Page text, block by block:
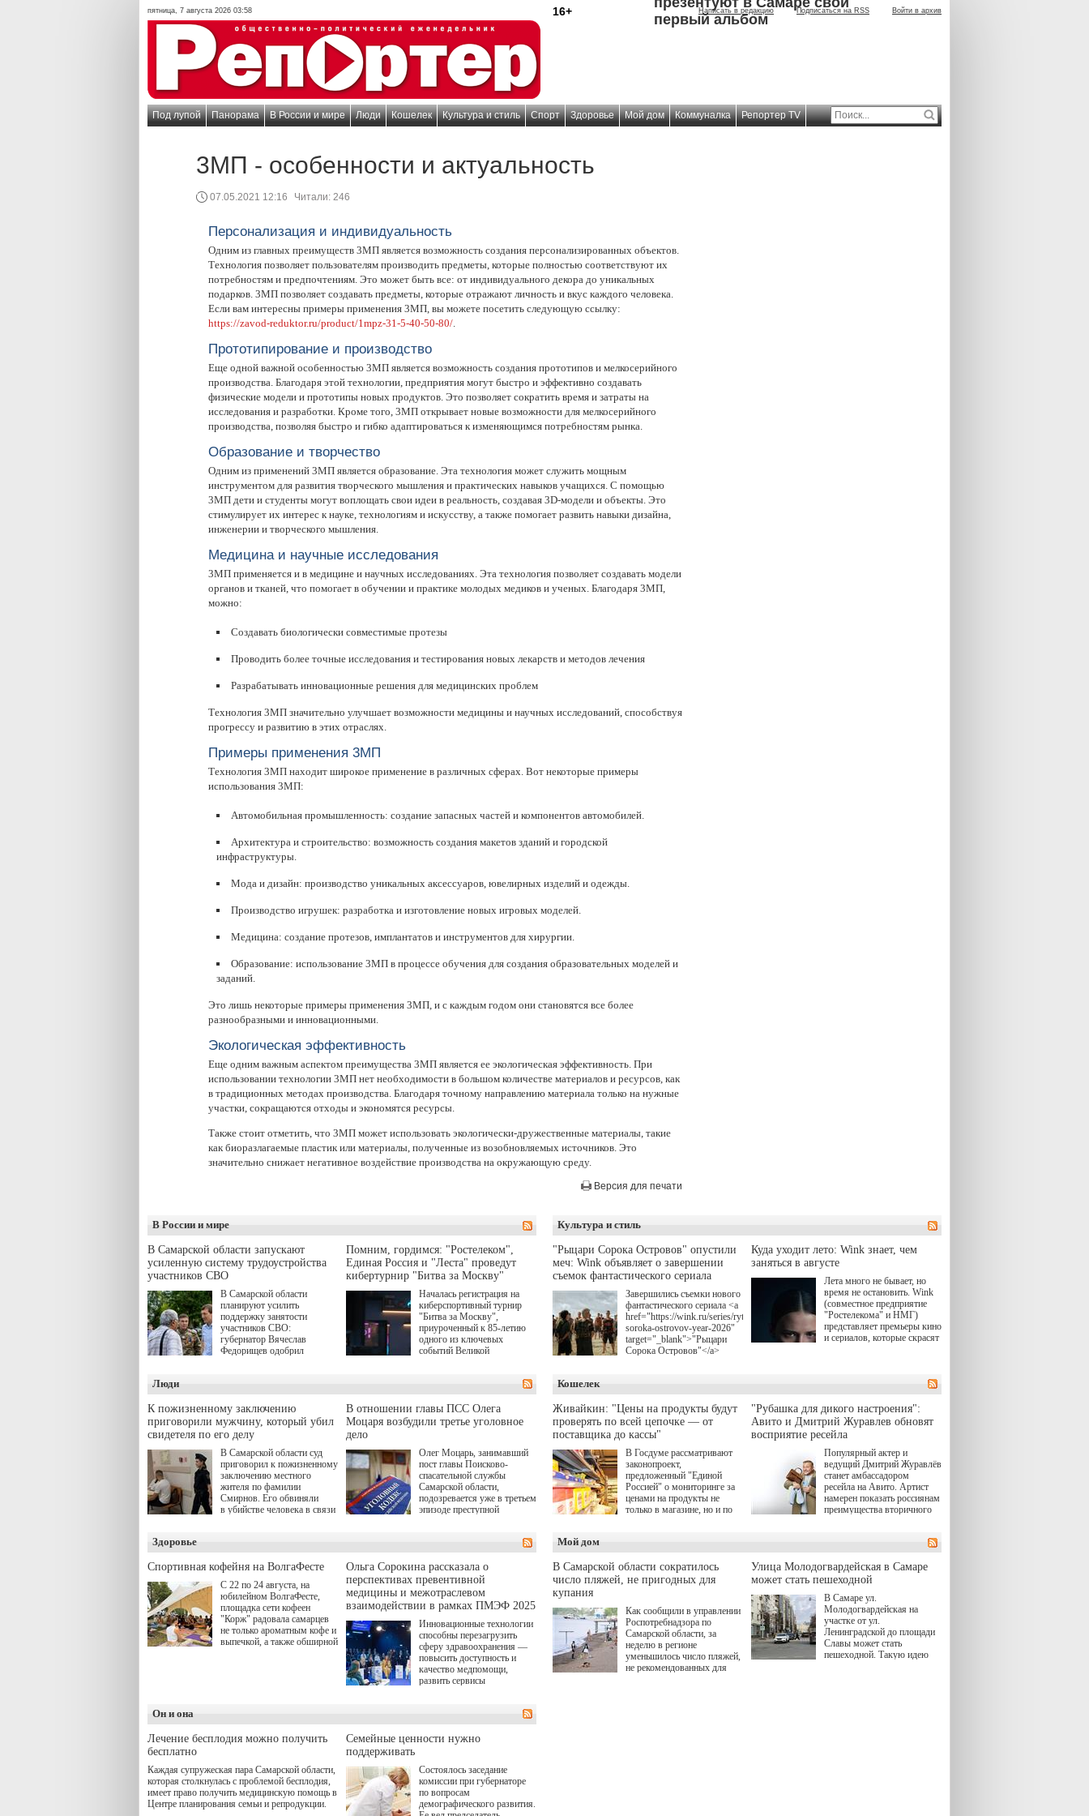
пятница, 7 августа 2026 03:58 16+ Написать в редакцию Подписаться на RSS Войти в архив
первый альбом
Под лупой Панорама В России и мире Люди Кошелек Культура и стиль Спорт Здоровье Мой дом Коммуналка Репортер TV
3МП - особенности и актуальность
07.05.2021 12:16 Читали: 246
Персонализация и индивидуальность
Одним из главных преимуществ 3МП является возможность создания персонализированных объектов.
Технология позволяет пользователям производить предметы, которые полностью соответствуют их
потребностям и предпочтениям. Это может быть все: от индивидуального декора до уникальных
подарков. 3МП позволяет создавать предметы, которые отражают личность и вкус каждого человека.
Если вам интересны примеры применения 3МП, вы можете посетить следующую ссылку:
https://zavod-reduktor.ru/product/1mpz-31-5-40-50-80/.
Прототипирование и производство
Еще одной важной особенностью 3МП является возможность создания прототипов и мелкосерийного
производства. Благодаря этой технологии, предприятия могут быстро и эффективно создавать
физические модели и прототипы новых продуктов. Это позволяет сократить время и затраты на
исследования и разработки. Кроме того, 3МП открывает новые возможности для мелкосерийного
производства, позволяя быстро и гибко адаптироваться к изменяющимся потребностям рынка.
Образование и творчество
Одним из применений 3МП является образование. Эта технология может служить мощным
инструментом для развития творческого мышления и практических навыков учащихся. С помощью
3МП дети и студенты могут воплощать свои идеи в реальность, создавая 3D-модели и объекты. Это
стимулирует их интерес к науке, технологиям и искусству, а также помогает развить навыки дизайна,
инженерии и творческого мышления.
Медицина и научные исследования
3МП применяется и в медицине и научных исследованиях. Эта технология позволяет создавать модели
органов и тканей, что помогает в обучении и практике молодых медиков и ученых. Благодаря 3МП,
можно:
Создавать биологически совместимые протезы
Проводить более точные исследования и тестирования новых лекарств и методов лечения
Разрабатывать инновационные решения для медицинских проблем
Технология 3МП значительно улучшает возможности медицины и научных исследований, способствуя
прогрессу и развитию в этих отраслях.
Примеры применения 3МП
Технология 3МП находит широкое применение в различных сферах. Вот некоторые примеры
использования 3МП:
Автомобильная промышленность: создание запасных частей и компонентов автомобилей.
Архитектура и строительство: возможность создания макетов зданий и городской
инфраструктуры.
Мода и дизайн: производство уникальных аксессуаров, ювелирных изделий и одежды.
Производство игрушек: разработка и изготовление новых игровых моделей.
Медицина: создание протезов, имплантатов и инструментов для хирургии.
Образование: использование 3МП в процессе обучения для создания образовательных моделей и
заданий.
Это лишь некоторые примеры применения 3МП, и с каждым годом они становятся все более
разнообразными и инновационными.
Экологическая эффективность
Еще одним важным аспектом преимущества 3МП является ее экологическая эффективность. При
использовании технологии 3МП нет необходимости в большом количестве материалов и ресурсов, как
в традиционных методах производства. Благодаря точному направлению материала только на нужные
участки, сокращаются отходы и экономятся ресурсы.
Также стоит отметить, что 3МП может использовать экологически-дружественные материалы, такие
как биоразлагаемые пластик или материалы, полученные из возобновляемых источников. Это
значительно снижает негативное воздействие производства на окружающую среду.
Версия для печати
В России и мире
В Самарской области запускают
усиленную систему трудоустройства
участников СВО
В Самарской области
планируют усилить
поддержку занятости
участников СВО:
губернатор Вячеслав
Федорищев одобрил
Живайкина, направленные
на трудоустройство и более
спокойную адаптацию к
мирной жизни.
Помним, гордимся: "Ростелеком",
Единая Россия и "Леста" проведут
кибертурнир "Битва за Москву"
Началась регистрация на
киберспортивный турнир
"Битва за Москву",
приуроченный к 85-летию
одного из ключевых
событий Великой
игре "Мир танков"
выступили "Ростелеком",
партия "Единая Россия",
игровая студия "Леста" и
Культура и стиль
"Рыцари Сорока Островов" опустили
меч: Wink объявляет о завершении
съемок фантастического сериала
Завершились съемки нового
фантастического сериала <a
href="https://wink.ru/series/rytsari-
soroka-ostrovov-year-2026"
target="_blank">"Рыцари
Сорока Островов"</a>
и НМГ) по мотивам
одноименного романа
Сергея Лукьяненко. Главные
роли в проекте исполнили
Артем Кошман, Полина
Гухман, Вероника
Устимова, Олег Савостюк,
Святослав Рогожан, Кузьма
Котрелёв, Никита
Кологривый, Елисей
Чучилин, Александра
Дмитрий Куличков и Юлия
Волкова в роли родителей.
Режиссер-постановщик
проекта — Егор Чичканов
снова здравствуйте!").
Куда уходит лето: Wink знает, чем
заняться в августе
Лета много не бывает, но
время не остановить. Wink
(совместное предприятие
"Ростелекома" и НМГ)
представляет премьеры кино
и сериалов, которые скрасят
href="https://wink.ru/series/kholod-
year-2026"
target="_blank">"Холод"
</a> (18+) останется только
на экране — весь август по
четвергам продолжат
выходить новые эпизоды
сериала, в котором
беспощадным возмездием в
духе графа Монте-Кристо
занимается наша
современница.
Люди
К пожизненному заключению
приговорили мужчину, который убил
свидетеля по его делу
В Самарской области суд
приговорил к пожизненному
заключению местного
жителя по фамилии
Смирнов. Его обвиняли
в убийстве человека в связи
В отношении главы ПСС Олега
Моцаря возбудили третье уголовное
дело
Олег Моцарь, занимавший
пост главы Поисково-
спасательной службы
Самарской области,
подозревается уже в третьем
эпизоде преступной
о превышении полномочий,
а сам он находится в СИЗО.
Кошелек
Живайкин: "Цены на продукты будут
проверять по всей цепочке — от
поставщика до кассы"
В Госдуме рассматривают
законопроект,
предложенный "Единой
Россией" о мониторинге за
ценами на продукты не
только в магазине, но и по
подорожания было понятно,
где именно цена "поехала"
вверх и кто её разогнал.
"Рубашка для дикого настроения":
Авито и Дмитрий Журавлев обновят
восприятие ресейла
Популярный актер и
ведущий Дмитрий Журавлёв
станет амбассадором
ресейла на Авито. Артист
намерен показать россиянам
преимущества вторичного
для современного и умного
человека.
Здоровье
Спортивная кофейня на ВолгаФесте
С 22 по 24 августа, на
юбилейном ВолгаФесте,
площадка сети кофеен
"Корж" радовала самарцев
не только ароматным кофе и
выпечкой, а также обширной
Ольга Сорокина рассказала о
перспективах превентивной
медицины и межотраслевом
взаимодействии в рамках ПМЭФ 2025
Инновационные технологии
способны перезагрузить
сферу здравоохранения —
повысить доступность и
качество медпомощи,
развить сервисы
определенными барьерами.
К ним можно отнести
возникающие при работе с
данными пациентов. Для
более динамичного роста
проникновения инноваций в
Мой дом
В Самарской области сократилось
число пляжей, не пригодных для
купания
Как сообщили в управлении
Роспотребнадзора по
Самарской области, за
неделю в регионе
уменьшилось число пляжей,
не рекомендованных для
Улица Молодогвардейская в Самаре
может стать пешеходной
В Самаре ул.
Молодогвардейская на
участке от ул.
Ленинградской до площади
Славы может стать
пешеходной. Такую идею
Он и она
Лечение бесплодия можно получить
бесплатно
Каждая супружеская пара Самарской области,
которая столкнулась с проблемой бесплодия,
имеет право получить медицинскую помощь в
Центре планирования семьи и репродукции.
Семейные ценности нужно
поддерживать
Состоялось заседание
комиссии при губернаторе
по вопросам
демографического развития.